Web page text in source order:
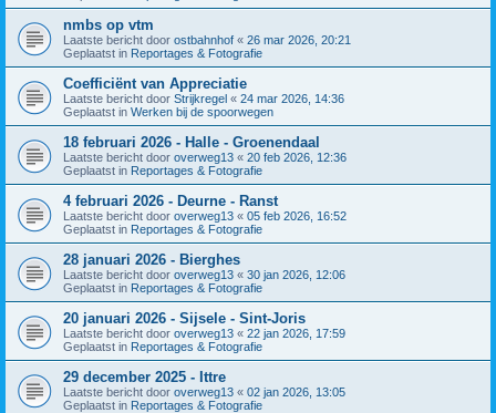
nmbs op vtm
Laatste bericht door ostbahnhof « 26 mar 2026, 20:21
Geplaatst in Reportages & Fotografie
Coefficiënt van Appreciatie
Laatste bericht door Strijkregel « 24 mar 2026, 14:36
Geplaatst in Werken bij de spoorwegen
18 februari 2026 - Halle - Groenendaal
Laatste bericht door overweg13 « 20 feb 2026, 12:36
Geplaatst in Reportages & Fotografie
4 februari 2026 - Deurne - Ranst
Laatste bericht door overweg13 « 05 feb 2026, 16:52
Geplaatst in Reportages & Fotografie
28 januari 2026 - Bierghes
Laatste bericht door overweg13 « 30 jan 2026, 12:06
Geplaatst in Reportages & Fotografie
20 januari 2026 - Sijsele - Sint-Joris
Laatste bericht door overweg13 « 22 jan 2026, 17:59
Geplaatst in Reportages & Fotografie
29 december 2025 - Ittre
Laatste bericht door overweg13 « 02 jan 2026, 13:05
Geplaatst in Reportages & Fotografie